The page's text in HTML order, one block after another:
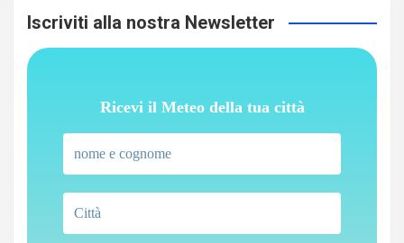
Iscriviti alla nostra Newsletter
Ricevi il Meteo della tua città